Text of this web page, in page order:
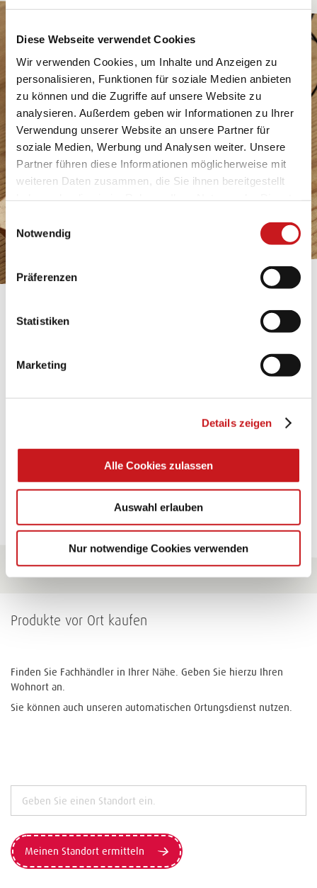
Diese Webseite verwendet Cookies
Wir verwenden Cookies, um Inhalte und Anzeigen zu
personalisieren, Funktionen für soziale Medien anbieten
zu können und die Zugriffe auf unsere Website zu
analysieren. Außerdem geben wir Informationen zu Ihrer
Verwendung unserer Website an unsere Partner für
soziale Medien, Werbung und Analysen weiter. Unsere
Partner führen diese Informationen möglicherweise mit
weiteren Daten zusammen, die Sie ihnen bereitgestellt
Datenschutzhinweisen
mehr darüber, wer wir sind, wie
personenbezogene Daten verarbeiten. Hier geht’s zum
Impressum.
Notwendig
Präferenzen
Statistiken
Marketing
Details zeigen
Alle Cookies zulassen
Auswahl erlauben
Nur notwendige Cookies verwenden
Glänzende Ideen mit wasserfestem Papier. Perfekt zu
Zu allen Tipps
Produkte vor Ort kaufen
Finden Sie Fachhändler in Ihrer Nähe. Geben Sie hierzu Ihren
Wohnort an.
Sie können auch unseren automatischen Ortungsdienst nutzen.
Meinen Standort ermitteln